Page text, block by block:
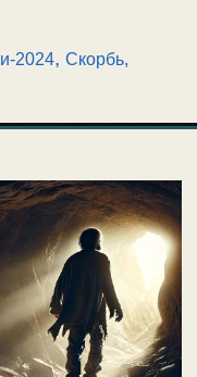
2024,Скорбь,